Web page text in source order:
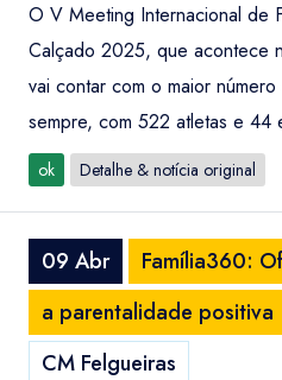
O V Meeting Internacional de
Calçado 2025, que acontece
vai contar com o maior
sempre, com 522 atletas e 44
ok Detalhe & notícia original
09 Abr
Família360:
a parentalidade positiva
CM Felgueiras